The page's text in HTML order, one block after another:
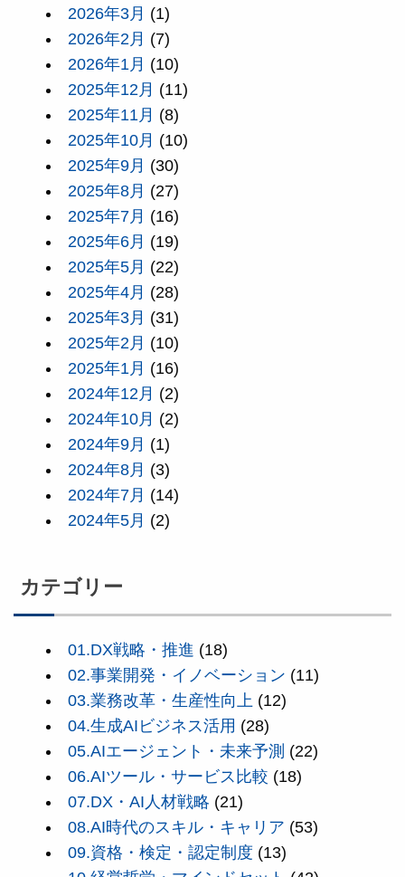
2026年3月 (1)
2026年2月 (7)
2026年1月 (10)
2025年12月 (11)
2025年11月 (8)
2025年10月 (10)
2025年9月 (30)
2025年8月 (27)
2025年7月 (16)
2025年6月 (19)
2025年5月 (22)
2025年4月 (28)
2025年3月 (31)
2025年2月 (10)
2025年1月 (16)
2024年12月 (2)
2024年10月 (2)
2024年9月 (1)
2024年8月 (3)
2024年7月 (14)
2024年5月 (2)
カテゴリー
01.DX戦略・推進 (18)
02.事業開発・イノベーション (11)
03.業務改革・生産性向上 (12)
04.生成AIビジネス活用 (28)
05.AIエージェント・未来予測 (22)
06.AIツール・サービス比較 (18)
07.DX・AI人材戦略 (21)
08.AI時代のスキル・キャリア (53)
09.資格・検定・認定制度 (13)